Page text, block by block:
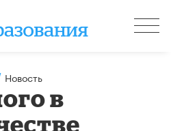
Новость
в